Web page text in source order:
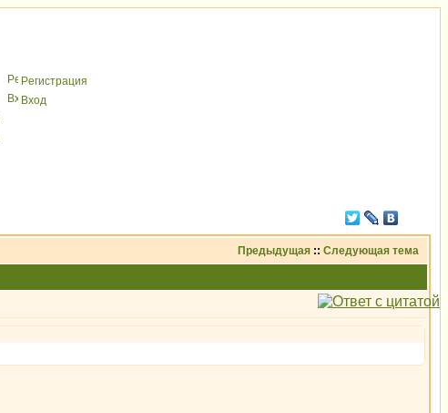
Peгиcтрaция
Вхoд
Предыдущая :: Следующая тема